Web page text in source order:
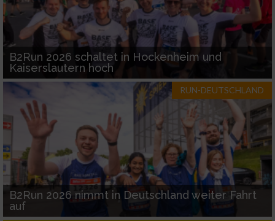
B2Run 2026 schaltet in Hockenheim und
Kaiserslautern hoch
RUN-DEUTSCHLAND
B2Run 2026 nimmt in Deutschland weiter Fahrt
auf